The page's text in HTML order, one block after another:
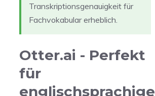
Transkriptionsgenauigkeit für
Fachvokabular erheblich.
Otter.ai - Perfekt
für
englischsprachige